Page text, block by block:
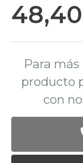
Para
producto
con